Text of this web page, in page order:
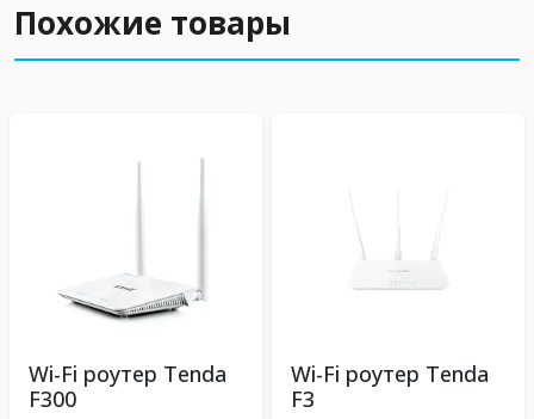
Похожие товары
Wi-Fi роутер Tenda
F300
Wi-Fi роутер Tenda
F3